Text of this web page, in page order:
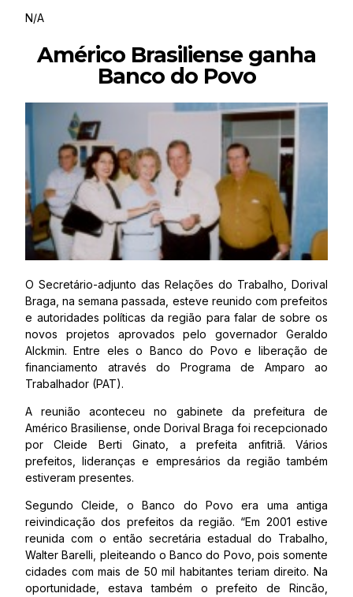
N/A
Américo Brasiliense ganha
Banco do Povo
O Secretário-adjunto das Relações do Trabalho, Dorival
Braga, na semana passada, esteve reunido com prefeitos
e autoridades políticas da região para falar de sobre os
novos projetos aprovados pelo governador Geraldo
Alckmin. Entre eles o Banco do Povo e liberação de
financiamento através do Programa de Amparo ao
Trabalhador (PAT).
A reunião aconteceu no gabinete da prefeitura de
Américo Brasiliense, onde Dorival Braga foi recepcionado
por Cleide Berti Ginato, a prefeita anfitriã. Vários
prefeitos, lideranças e empresários da região também
estiveram presentes.
Segundo Cleide, o Banco do Povo era uma antiga
reivindicação dos prefeitos da região. “Em 2001 estive
reunida com o então secretária estadual do Trabalho,
Walter Barelli, pleiteando o Banco do Povo, pois somente
cidades com mais de 50 mil habitantes teriam direito. Na
oportunidade, estava também o prefeito de Rincão,